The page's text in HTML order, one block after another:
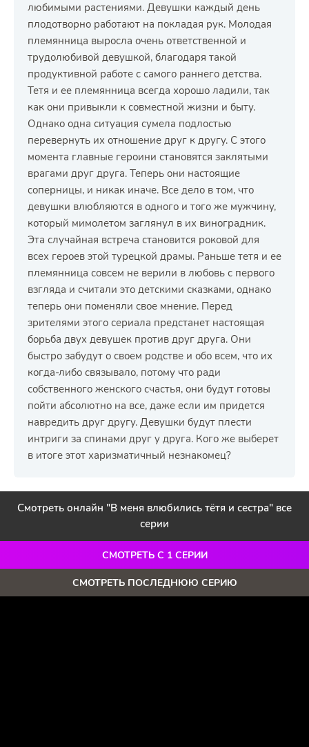
любимыми растениями. Девушки каждый день
плодотворно работают на покладая рук. Молодая
племянница выросла очень ответственной и
трудолюбивой девушкой, благодаря такой
продуктивной работе с самого раннего детства.
Тетя и ее племянница всегда хорошо ладили, так
как они привыкли к совместной жизни и быту.
Однако одна ситуация сумела подлостью
перевернуть их отношение друг к другу. С этого
момента главные героини становятся заклятыми
врагами друг друга. Теперь они настоящие
соперницы, и никак иначе. Все дело в том, что
девушки влюбляются в одного и того же мужчину,
который мимолетом заглянул в их виноградник.
Эта случайная встреча становится роковой для
всех героев этой турецкой драмы. Раньше тетя и ее
племянница совсем не верили в любовь с первого
взгляда и считали это детскими сказками, однако
теперь они поменяли свое мнение. Перед
зрителями этого сериала предстанет настоящая
борьба двух девушек против друг друга. Они
быстро забудут о своем родстве и обо всем, что их
когда-либо связывало, потому что ради
собственного женского счастья, они будут готовы
пойти абсолютно на все, даже если им придется
навредить друг другу. Девушки будут плести
интриги за спинами друг у друга. Кого же выберет
в итоге этот харизматичный незнакомец?
Смотреть онлайн "В меня влюбились тётя и сестра" все
серии
СМОТРЕТЬ С 1 СЕРИИ
СМОТРЕТЬ ПОСЛЕДНЮЮ СЕРИЮ